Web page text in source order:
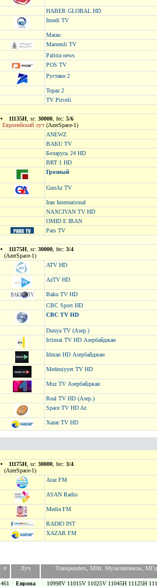
HABER GLOBAL HD
Imedi TV
Marao
Marneuli TV
Palitra news
POS TV
Рустави 2
Topaz 2
TV Pirveli
11135H , sr: 30000 , fec: 5/6
Европейский луч (AzerSpace-1)
ANEWZ
BAKU TV
Беларусь 24 HD
BRT 1 HD
Грозный
GunAz TV
Iran International
NAXCIVAN TV HD
OMID E IRAN
Pars TV
11175H , sr: 30000 , fec: 3/4
(AzerSpace-1)
ATV HD
AzTV HD
Baku TV HD
CBC Sport HD
CBC TV HD
Dunya TV (Азер.)
Ictimai TV HD Азербайджан
Idman HD Азербайджан
Medeniyyet TV HD
Muz TV Азербайджан
Real TV HD (Азер.)
Space TV HD Az
Xazar TV HD
11175H , sr: 30000 , fec: 3/4
(AzerSpace-1)
Araz FM
ASAN Radio
Media FM
RADIO INT
XAZAR FM
#
Луч Transponders, MHz. Мультиплексы, МГц.
461
Европа
10998V 11015V 11025V 11045H 11125H